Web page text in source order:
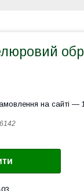
на сайті —
6142